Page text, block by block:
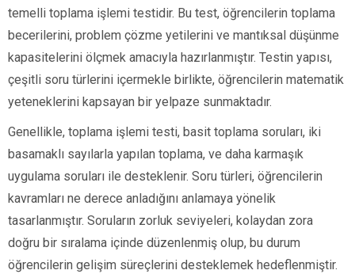
temelli toplama işlemi testidir. Bu test, öğrencilerin toplama
becerilerini, problem çözme yetilerini ve mantıksal düşünme
kapasitelerini ölçmek amacıyla hazırlanmıştır. Testin yapısı,
çeşitli soru türlerini içermekle birlikte, öğrencilerin matematik
yeteneklerini kapsayan bir yelpaze sunmaktadır.
Genellikle, toplama işlemi testi, basit toplama soruları, iki
basamaklı sayılarla yapılan toplama, ve daha karmaşık
uygulama soruları ile desteklenir. Soru türleri, öğrencilerin
kavramları ne derece anladığını anlamaya yönelik
tasarlanmıştır. Soruların zorluk seviyeleri, kolaydan zora
doğru bir sıralama içinde düzenlenmiş olup, bu durum
öğrencilerin gelişim süreçlerini desteklemek hedeflenmiştir.